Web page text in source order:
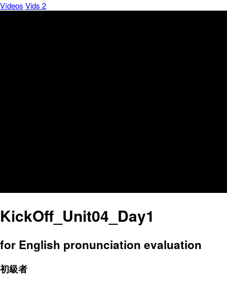
Vídeos Vids 2
KickOff_Unit04_Day1
for English pronunciation evaluation
初級者